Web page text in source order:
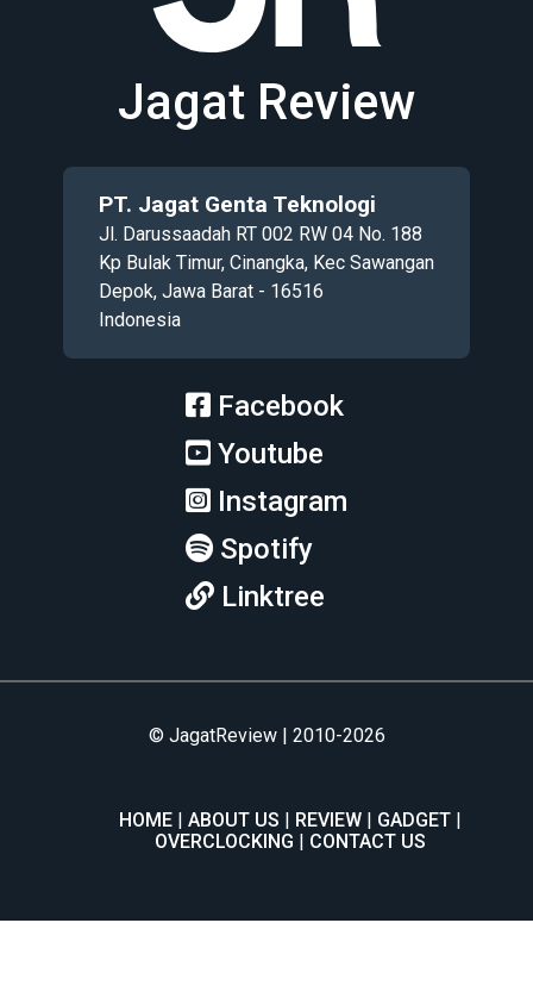
Jagat Review
PT. Jagat Genta Teknologi
Jl. Darussaadah RT 002 RW 04 No. 188
Kp Bulak Timur, Cinangka, Kec Sawangan
Depok, Jawa Barat - 16516
Indonesia
Facebook
Youtube
Instagram
Spotify
Linktree
© JagatReview | 2010-2026
HOME ABOUT US REVIEW
GADGET
OVERCLOCKING
CONTACT US